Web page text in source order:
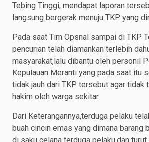
Tebing Tinggi, mendapat laporan
langsung bergerak menuju TKP yang
Pada saat Tim Opsnal sampai di TKP
pencurian telah diamankan terlebih
masyarakat,lalu dibantu oleh personil
Kepulauan Meranti yang pada saat itu
tidak jauh dari TKP tersebut agar tidak
hakim oleh warga sekitar.
Dari Keterangannya,terduga pelaku
buah cincin emas yang dimana barang
di saku celana terduga pelaku,dan turut